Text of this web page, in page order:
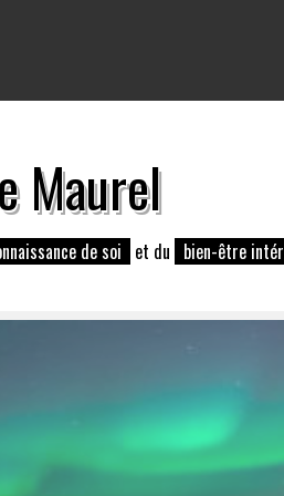
Maurel
de soi et du bien-être